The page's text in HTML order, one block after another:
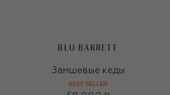
BLU BARRETT
Замшевые кеды
BEST-SELLER